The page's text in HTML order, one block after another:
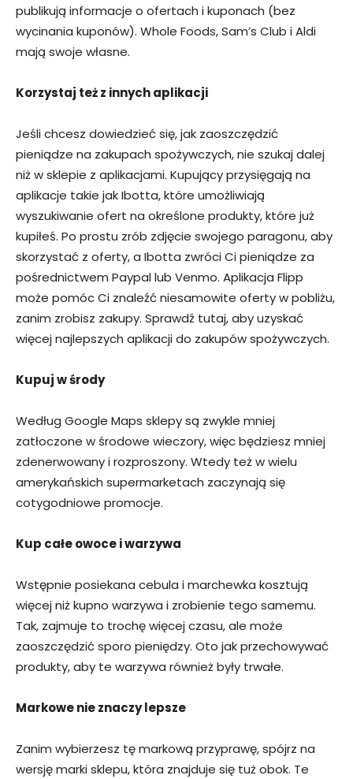
publikują informacje o ofertach i kuponach (bez
wycinania kuponów). Whole Foods, Sam’s Club i Aldi
mają swoje własne.
Korzystaj też z innych aplikacji
Jeśli chcesz dowiedzieć się, jak zaoszczędzić
pieniądze na zakupach spożywczych, nie szukaj dalej
niż w sklepie z aplikacjami. Kupujący przysięgają na
aplikacje takie jak Ibotta, które umożliwiają
wyszukiwanie ofert na określone produkty, które już
kupiłeś. Po prostu zrób zdjęcie swojego paragonu, aby
skorzystać z oferty, a Ibotta zwróci Ci pieniądze za
pośrednictwem Paypal lub Venmo. Aplikacja Flipp
może pomóc Ci znaleźć niesamowite oferty w pobliżu,
zanim zrobisz zakupy. Sprawdź tutaj, aby uzyskać
więcej najlepszych aplikacji do zakupów spożywczych.
Kupuj w środy
Według Google Maps sklepy są zwykle mniej
zatłoczone w środowe wieczory, więc będziesz mniej
zdenerwowany i rozproszony. Wtedy też w wielu
amerykańskich supermarketach zaczynają się
cotygodniowe promocje.
Kup całe owoce i warzywa
Wstępnie posiekana cebula i marchewka kosztują
więcej niż kupno warzywa i zrobienie tego samemu.
Tak, zajmuje to trochę więcej czasu, ale może
zaoszczędzić sporo pieniędzy. Oto jak przechowywać
produkty, aby te warzywa również były trwałe.
Markowe nie znaczy lepsze
Zanim wybierzesz tę markową przyprawę, spójrz na
wersję marki sklepu, która znajduje się tuż obok. Te